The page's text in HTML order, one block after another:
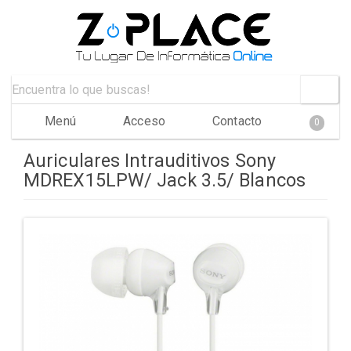
Menú Acceso Contacto 0
Auriculares Intrauditivos Sony
MDREX15LPW/ Jack 3.5/ Blancos